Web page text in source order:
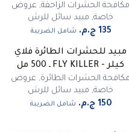
مكافحة الحشرات الزاحفة, عروض
خاصة, مبيد سائل للرش
شامل الضريبة
مبيد للحشرات الطائرة فلاي
كيلر - FLY KILLER ـ 500 مل
مكافحة الحشرات الطائرة, عروض
خاصة, مبيد سائل للرش
شامل الضريبة